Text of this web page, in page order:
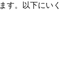
す。以下にいく